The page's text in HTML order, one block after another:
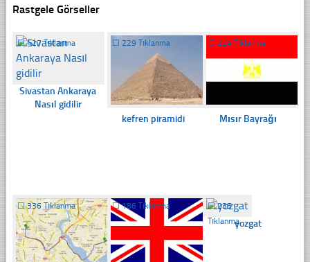
Rastgele Görseller
☐427 Tıklanma
Sivastan Ankaraya
Nasıl gidilir
☐229 Tıklanma
kefren piramidi
☐ 224 Tıklanma
Mısır Bayrağı
☐336 Tıklanma ☐186 Tıklanma ☐235
Tıklanmayozgat